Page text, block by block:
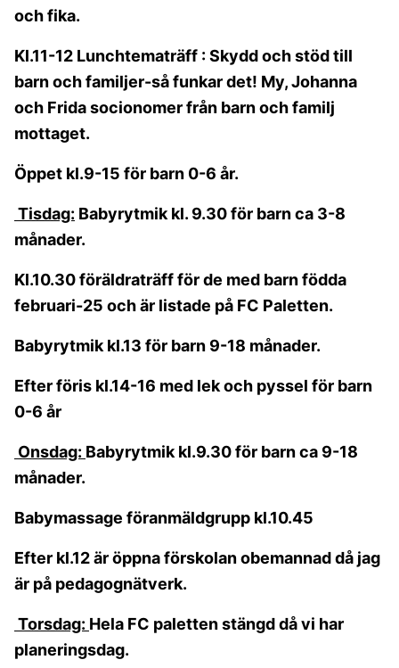
och fika.
Kl.11-12 Lunchtematräff : Skydd och stöd till
barn och familjer-så funkar det! My, Johanna
och Frida socionomer från barn och familj
mottaget.
Öppet kl.9-15 för barn 0-6 år.
Tisdag: Babyrytmik kl. 9.30 för barn ca 3-8
månader.
Kl.10.30 föräldraträff för de med barn födda
februari-25 och är listade på FC Paletten.
Babyrytmik kl.13 för barn 9-18 månader.
Efter föris kl.14-16 med lek och pyssel för barn
0-6 år
Onsdag: Babyrytmik kl.9.30 för barn ca 9-18
månader.
Babymassage föranmäldgrupp kl.10.45
Efter kl.12 är öppna förskolan obemannad då jag
är på pedagognätverk.
Torsdag: Hela FC paletten stängd då vi har
planeringsdag.